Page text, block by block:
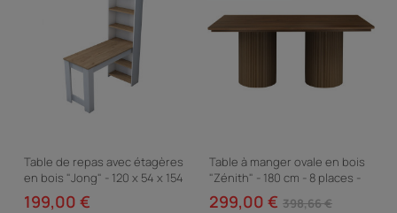
Table de repas avec étagères
en bois "Jong" - 120 x 54 x 154
cm - Marron
199,00 €
Table à manger ovale en bois
"Zénith" - 180 cm - 8 places -
Marron
299,00 € 398,66 €